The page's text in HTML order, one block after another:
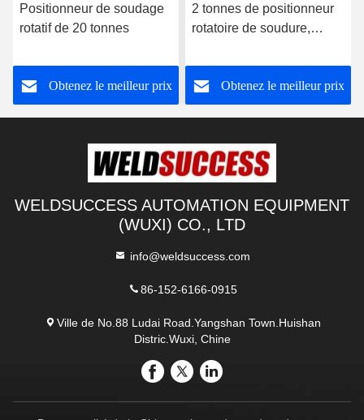
Positionneur de soudage
rotatif de 20 tonnes
Obtenez le meilleur prix
2 tonnes de positionneur
rotatoire de soudure,
besoins du client par
Tableau horizontal de tour
de soudure
Obtenez le meilleur prix
WELDSUCCESS AUTOMATION EQUIPMENT
(WUXI) CO., LTD
info@weldsuccess.com
86-152-6166-0915
Ville de No.88 Ludai Road.Yangshan Town.Huishan
Distric.Wuxi, Chine